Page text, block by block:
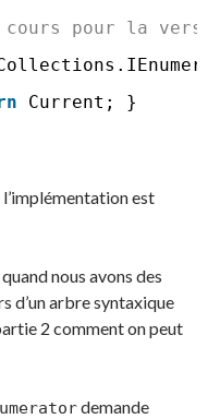
pour la
Current; }
est
nous avons des
d’un arbre syntaxique
2 comment on peut
demande